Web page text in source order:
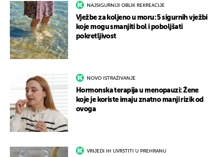
NAJSIGURNIJI OBLIK REKREACIJE
Vježbe za koljeno u moru: 5 sigurnih vježbi
koje mogu smanjiti bol i poboljšati
pokretljivost
NOVO ISTRAŽIVANJE
Hormonska terapija u menopauzi: Žene
koje je koriste imaju znatno manji rizik od
ovoga
VRIJEDI IH UVRSTITI U PREHRANU